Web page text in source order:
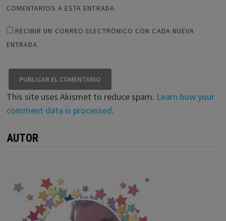
COMENTARIOS A ESTA ENTRADA.
RECIBIR UN CORREO ELECTRÓNICO CON CADA NUEVA
ENTRADA.
This site uses Akismet to reduce spam. Learn how your
comment data is processed.
AUTOR